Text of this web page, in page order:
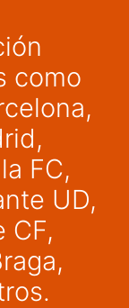
como
FC,
UD,
CF,